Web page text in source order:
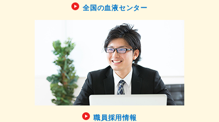
全国の血液センター
職員採用情報